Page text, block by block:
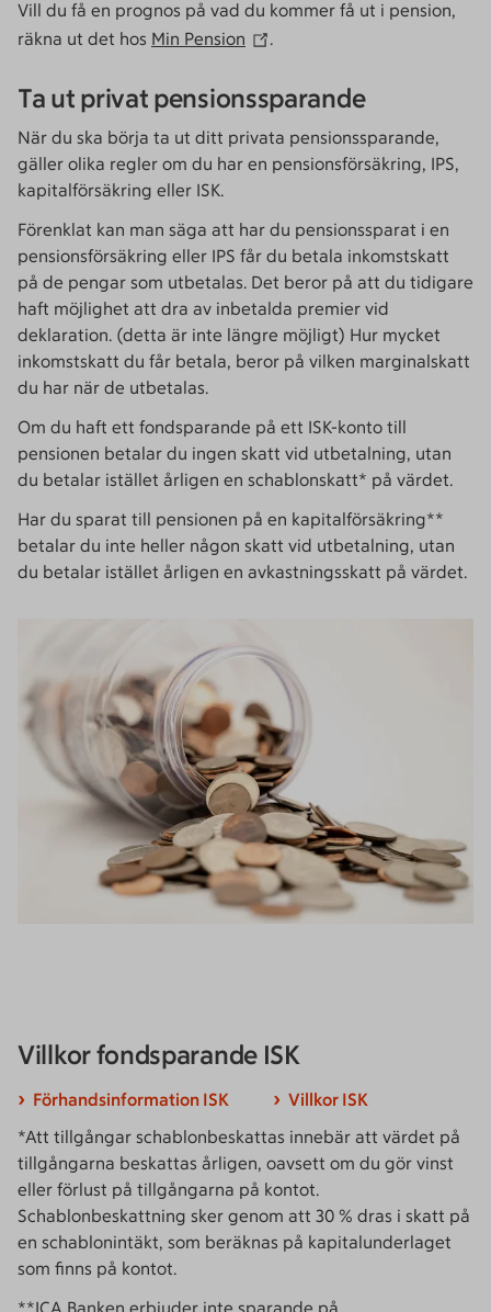
Vill du få en prognos på vad du kommer få ut i pension,
räkna ut det hos Min Pension .
Ta ut privat pensionssparande
När du ska börja ta ut ditt privata pensionssparande,
gäller olika regler om du har en pensionsförsäkring, IPS,
kapitalförsäkring eller ISK.
Förenklat kan man säga att har du pensionssparat i en
pensionsförsäkring eller IPS får du betala inkomstskatt
på de pengar som utbetalas. Det beror på att du tidigare
haft möjlighet att dra av inbetalda premier vid
deklaration. (detta är inte längre möjligt) Hur mycket
inkomstskatt du får betala, beror på vilken marginalskatt
du har när de utbetalas.
Om du haft ett fondsparande på ett ISK-konto till
pensionen betalar du ingen skatt vid utbetalning, utan
du betalar istället årligen en schablonskatt* på värdet.
Har du sparat till pensionen på en kapitalförsäkring**
betalar du inte heller någon skatt vid utbetalning, utan
du betalar istället årligen en avkastningsskatt på värdet.
Villkor fondsparande ISK
Förhandsinformation ISK
Villkor ISK
*Att tillgångar schablonbeskattas innebär att värdet på
tillgångarna beskattas årligen, oavsett om du gör vinst
eller förlust på tillgångarna på kontot.
Schablonbeskattning sker genom att 30 % dras i skatt på
en schablonintäkt, som beräknas på kapitalunderlaget
som finns på kontot.